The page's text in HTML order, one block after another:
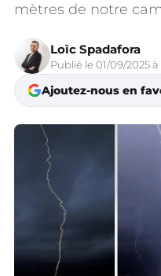
mètres de notre
Loïc Spadafora
Publié le 01/09/2025 à
Ajoutez-nous en